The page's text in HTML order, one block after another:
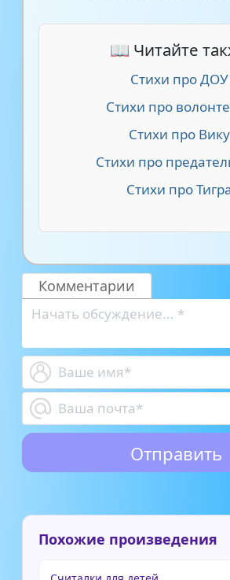
📖 Читайте
Стихи про ДОУ
Стихи про
Стихи про Вику
Стихи про
Стихи про
Комментарии
Похожие произведения